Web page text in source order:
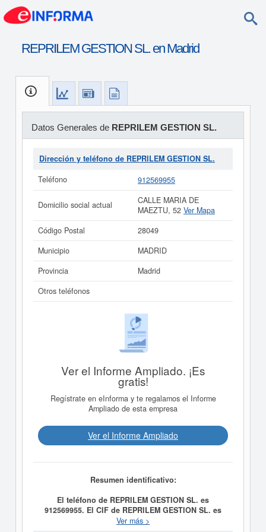
REPRILEM GESTION SL. en Madrid
Datos Generales de REPRILEM GESTION SL.
Dirección y teléfono de REPRILEM GESTION SL.
Teléfono
912569955
Domicilio social actual
CALLE MARIA DE
MAEZTU, 52 Ver Mapa
Código Postal
28049
Municipio
MADRID
Provincia
Madrid
Otros teléfonos
Ver el Informe Ampliado. ¡Es
gratis!
Regístrate en eInforma y te regalamos el Informe
Ampliado de esta empresa
Ver el Informe Ampliado
Resumen identificativo:
El teléfono de REPRILEM GESTION SL. es
912569955. El CIF de REPRILEM GESTION SL. es
Fundada el 16/04/2010, la compañia
Ver más >